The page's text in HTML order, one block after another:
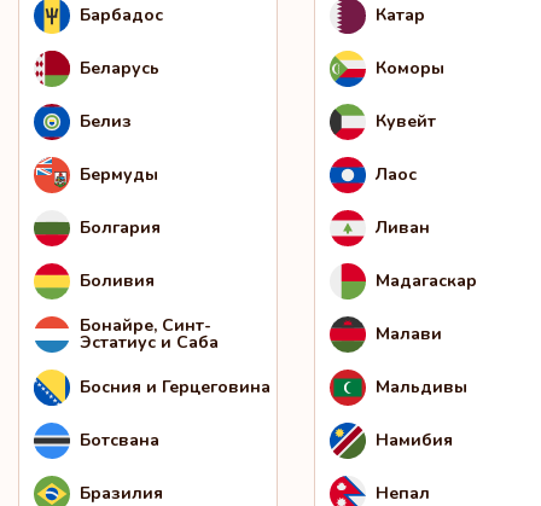
Барбадос
Беларусь
Белиз
Бермуды
Болгария
Боливия
Бонайре, Синт-
Эстатиус и Саба
Босния и Герцеговина
Ботсвана
Бразилия
Катар
Коморы
Кувейт
Лаос
Ливан
Мадагаскар
Малави
Мальдивы
Намибия
Непал